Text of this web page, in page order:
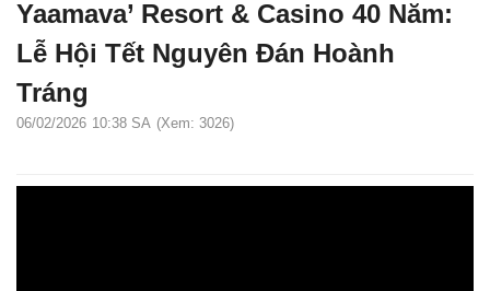
Yaamava’ Resort & Casino 40 Năm:
Lễ Hội Tết Nguyên Đán Hoành
Tráng
06/02/2026 10:38 SA (Xem: 3026)